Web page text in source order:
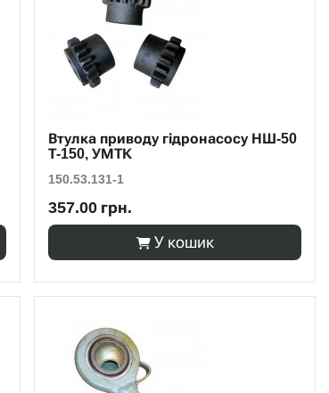
Втулка приводу гідронасосу НШ-50
Т-150, УМТК
150.53.131-1
357.00 грн.
У кошик